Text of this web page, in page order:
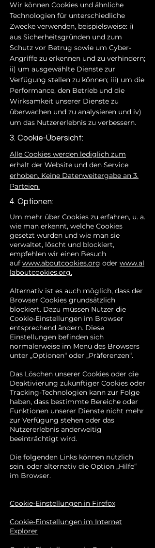
Wir können Cookies und ähnliche
Technologien für unterschiedliche
Zwecke verwenden, beispielsweise: i)
aus Sicherheitsgründen und zum
Schutz vor Betrug sowie um Cyber-
Angriffe zu erkennen und zu verhindern;
ii) um ausgewählte Dienste zur
Verfügung stellen zu können; iii) um die
Performance, den Betrieb und die
Wirksamkeit unserer Dienste zu
überwachen und zu analysieren und iv)
um das Nutzererlebnis zu verbessern.
3. Cookie-Übersicht:
Alle Cookies werden lediglich zum
erhalt der Website und den Service
erhoben. Keine Datenweitergabe an 3.
Parteien.
4. Optionen:
Um mehr über Cookies zu erfahren, u. a.
wie man erkennt, welche Cookies
gesetzt wurden und wie man sie
verwaltet, löscht und blockiert,
empfehlen wir einen Besuch
auf www.aboutcookies.org oder www.al
laboutcookies.org.
Alternativ ist es auch möglich, dass der
Browser Cookies grundsätzlich
blockiert. Dazu müssen Nutzer die
Cookie-Einstellungen im Browser
entsprechend ändern. Diese
Einstellungen befinden sich
normalerweise im Menü des Browsers
unter „Optionen“ oder „Präferenzen“.
Das Löschen unserer Cookies oder die
Deaktivierung zukünftiger Cookies oder
Tracking-Technologien kann zur Folge
haben, dass bestimmte Bereiche oder
Funktionen unserer Dienste nicht mehr
zur Verfügung stehen oder das
Nutzererlebnis anderweitig
beeinträchtigt wird.
Die folgenden Links können nützlich
sein, oder alternativ die Option „Hilfe“
im Browser.
Cookie-Einstellungen in Firefox
Cookie-Einstellungen im Internet
Explorer